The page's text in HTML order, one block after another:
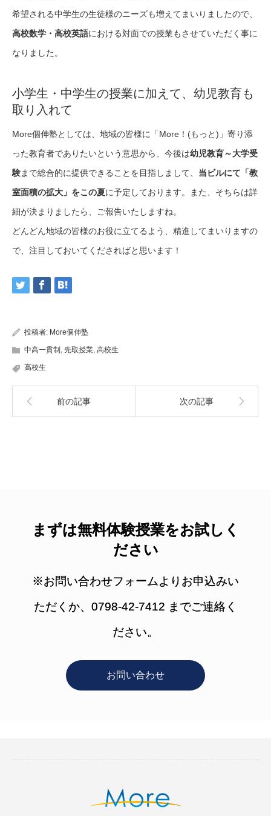
希望される中学生の生徒様のニーズも増えてまいりましたので、
高校数学・高校英語における対面での授業もさせていただく事に
なりました。
小学生・中学生の授業に加えて、幼児教育も
取り入れて
More個伸塾としては、地域の皆様に「More！(もっと)」寄り添
った教育者でありたいという意思から、今後は幼児教育～大学受
験まで総合的に提供できることを目指しまして、 当ビルにて「教
室面積の拡大」をこの夏に予定しております。また、そちらは詳
細が決まりましたら、ご報告いたしますね。
どんどん地域の皆様のお役に立てるよう、精進してまいりますの
で、注目しておいてくださればと思います！
投稿者: More個伸塾
中高一貫制 先取授業 高校生
高校生
前の記事 次の記事
まずは無料体験授業をお試しく
ださい
※お問い合わせフォームよりお申込みい
ただくか、0798-42-7412 までご連絡く
ださい。
お問い合わせ